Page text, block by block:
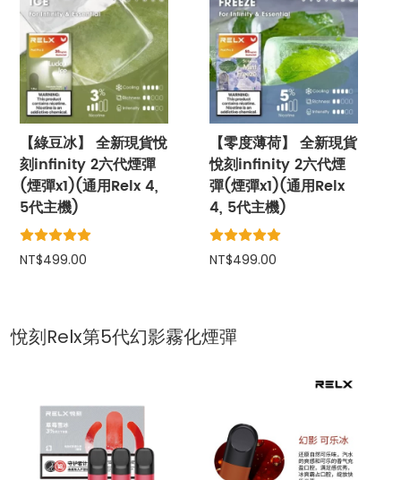
【綠豆冰】 全新現貨悅
刻infinity 2六代煙彈
(煙彈x1)(通用Relx 4,
5代主機)
NT$499.00
【零度薄荷】 全新現貨
悅刻infinity 2六代煙
彈(煙彈x1)(通用Relx
4, 5代主機)
NT$499.00
悅刻Relx第5代幻影霧化煙彈